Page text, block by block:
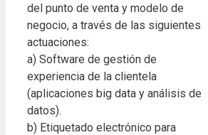
del punto de venta y modelo de
negocio, a través de las siguientes
actuaciones:
a) Software de gestión de
experiencia de la clientela
(aplicaciones big data y análisis de
datos).
b) Etiquetado electrónico para